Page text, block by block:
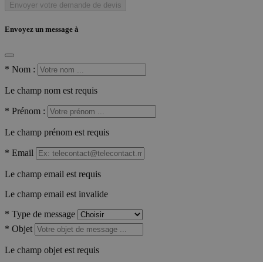
Envoyer votre demande de devis
Envoyez un message à
* Nom :
Le champ nom est requis
* Prénom :
Le champ prénom est requis
* Email
Le champ email est requis
Le champ email est invalide
* Type de message
* Objet
Le champ objet est requis